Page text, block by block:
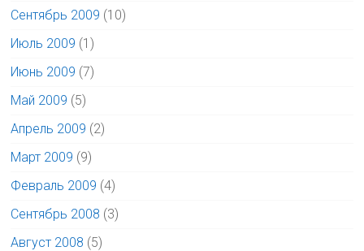
Сентябрь 2009 (10)
Июль 2009 (1)
Июнь 2009 (7)
Май 2009 (5)
Апрель 2009 (2)
Март 2009 (9)
Февраль 2009 (4)
Сентябрь 2008 (3)
Август 2008 (5)